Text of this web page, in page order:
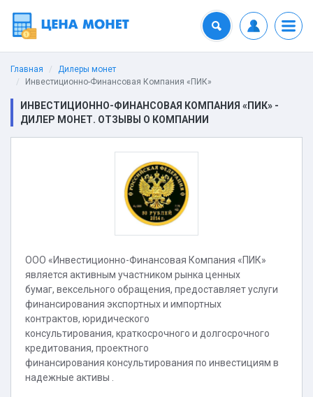
Главная
Дилеры монет
Инвестиционно-Финансовая Компания «ПИК»
ИНВЕСТИЦИОННО-ФИНАНСОВАЯ КОМПАНИЯ «ПИК» -
ДИЛЕР МОНЕТ. ОТЗЫВЫ О КОМПАНИИ
ООО «Инвестиционно-Финансовая Компания «ПИК»
является активным участником рынка ценных
бумаг, вексельного обращения, предоставляет услуги
финансирования экспортных и импортных
контрактов, юридического
консультирования, краткосрочного и долгосрочного
кредитования, проектного
финансирования консультирования по инвестициям в
надежные активы .